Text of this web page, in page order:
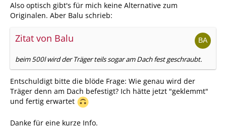
Also optisch gibt's für mich keine Alternative zum
Originalen. Aber Balu schrieb:
Zitat von Balu
beim 500l wird der Träger teils sogar am Dach fest geschraubt.
Entschuldigt bitte die blöde Frage: Wie genau wird der
Träger denn am Dach befestigt? Ich hätte jetzt "geklemmt"
und fertig erwartet
Danke für eine kurze Info.